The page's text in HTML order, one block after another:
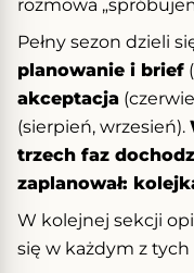
rozmowa
Pełny sezon dzieli
planowanie i brief
akceptacja
(sierpień, wrzesień).
trzech faz
zaplanował:
W kolejnej sekcji
się w każdym z tych